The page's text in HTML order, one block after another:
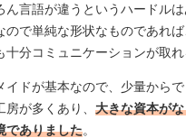
ん言語が違うというハードル
ので単純な形状なものであれ
分コミュニケーションが取れ
イドが基本なので、少量から
が多くあり、 大きな資本が
でありました。